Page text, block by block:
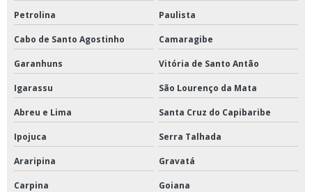
Petrolina Paulista
Cabo de Santo Agostinho Camaragibe
Garanhuns Vitória de Santo Antão
Igarassu São Lourenço da Mata
Abreu e Lima Santa Cruz do Capibaribe
Ipojuca Serra Talhada
Araripina Gravatá
Carpina Goiana